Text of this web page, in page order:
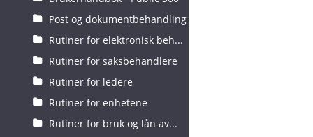
Post og dokumentbehandling
Rutiner for elektronisk beh...
Rutiner for saksbehandlere
Rutiner for ledere
Rutiner for enhetene
Rutiner for bruk og lån av...